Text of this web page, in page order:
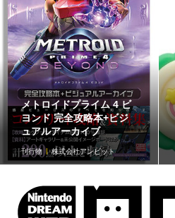
メトロイドプライム 4 ビ
ヨンド 完全攻略本+ビジ
ュアルアーカイブ
刊行物 株式会社アンビット